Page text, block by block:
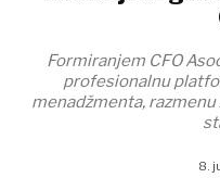
Formiranjem CFO
profesionalnu
menadžmenta,
8.